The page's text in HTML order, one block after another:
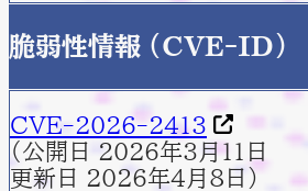
脆弱性情報 (CVE-ID)
CVE-2026-2413
（公開日 2026年3月11日
更新日 2026年4月8日）